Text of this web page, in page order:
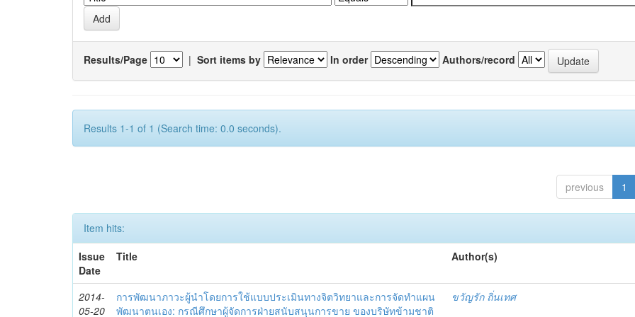
Results/Page | Sort items by In order Authors/record
Results 1-1 of 1 (Search time: 0.0 seconds).
previous 1
Item hits:
Issue
Date
Title Author(s)
2014-
05-20
การพัฒนาภาวะผู้นำโดยการใช้แบบประเมินทางจิตวิทยาและการจัดทำแผน
พัฒนาตนเอง: กรณีศึกษาผู้จัดการฝ่ายสนับสนุนการขาย ของบริษัทข้ามชาติ
ขวัญรัก ถิ่นเทศ